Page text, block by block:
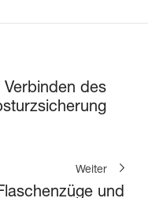
des
Weiter
und